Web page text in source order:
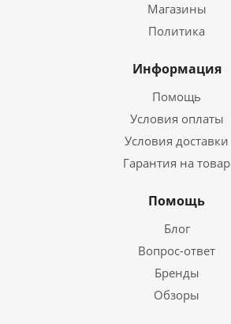
Магазины
Политика
Информация
Помощь
Условия оплаты
Условия доставки
Гарантия на товар
Помощь
Блог
Вопрос-ответ
Бренды
Обзоры